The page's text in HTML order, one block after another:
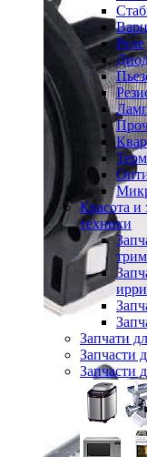
Реле
Красота и
техники
Запчати
Запчасти
Запчасти